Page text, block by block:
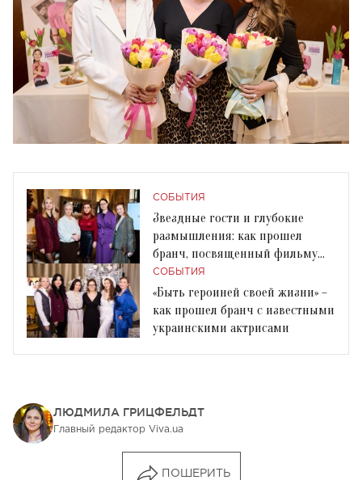
СОБЫТИЯ
Звездные гости и глубокие
размышления: как прошел
бранч, посвященный фильму
«Время жить»
СОБЫТИЯ
«Быть ​​героиней своей жизни» –
как прошел бранч с известными
украинскими актрисами
ЛЮДМИЛА ГРИЦФЕЛЬДТ
Главный редактор Viva.ua
ПОШЕРИТЬ